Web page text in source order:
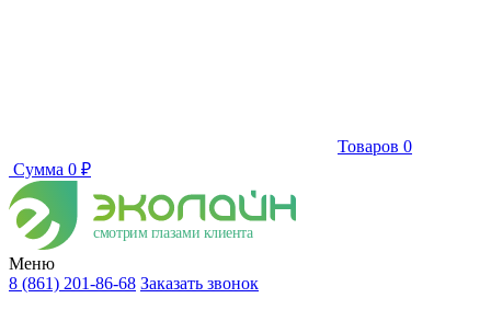
Товаров 0
Сумма 0 ₽
смотрим глазами клиента
Меню
8 (861) 201-86-68 Заказать звонок